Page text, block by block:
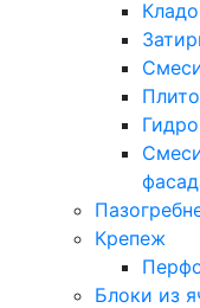
Крепеж
Блоки из